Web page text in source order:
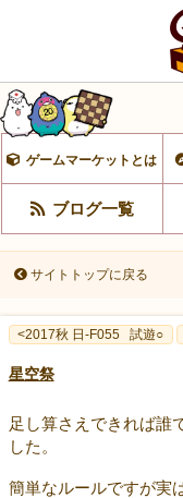
ゲームマーケットとは
ブログ一覧
サイトトップに戻る
<2017秋 日-F055 試遊○
星空祭
足し算さえできれば誰
した。
簡単なルールですが実